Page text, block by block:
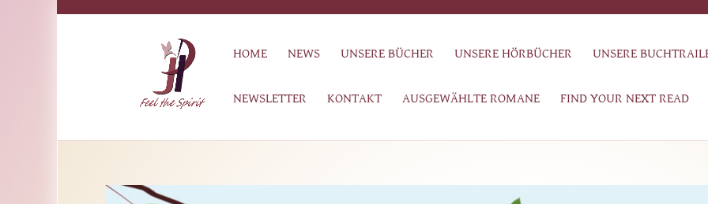
HOME NEWS UNSERE BÜCHER UNSERE HÖRBÜCHER UNSERE
NEWSLETTER KONTAKT AUSGEWÄHLTE ROMANE FIND YOUR NEXT READ